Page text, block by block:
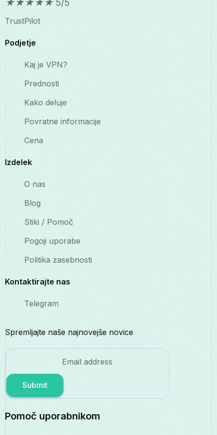
★★★★★ 5/5
TrustPilot
Podjetje
Kaj je VPN?
Prednosti
Kako deluje
Povratne informacije
Cena
Izdelek
O nas
Blog
Stiki / Pomoč
Pogoji uporabe
Politika zasebnosti
Kontaktirajte nas
Telegram
Spremljajte naše najnovejše novice
Submit
Pomoč uporabnikom